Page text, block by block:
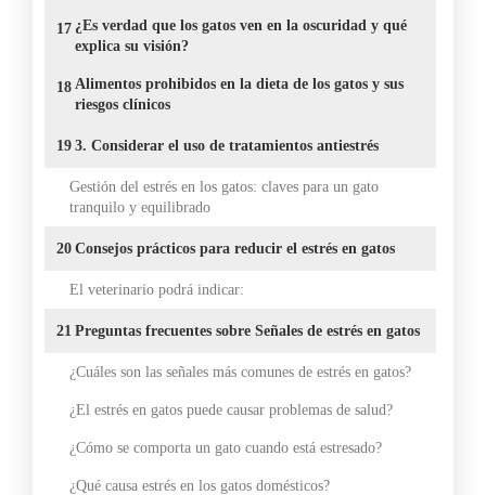
17 ¿Es verdad que los gatos ven en la oscuridad y qué
explica su visión?
18 Alimentos prohibidos en la dieta de los gatos y sus
riesgos clínicos
19 3. Considerar el uso de tratamientos antiestrés
Gestión del estrés en los gatos: claves para un gato
tranquilo y equilibrado
20 Consejos prácticos para reducir el estrés en gatos
El veterinario podrá indicar:
21 Preguntas frecuentes sobre Señales de estrés en gatos
¿Cuáles son las señales más comunes de estrés en gatos?
¿El estrés en gatos puede causar problemas de salud?
¿Cómo se comporta un gato cuando está estresado?
¿Qué causa estrés en los gatos domésticos?